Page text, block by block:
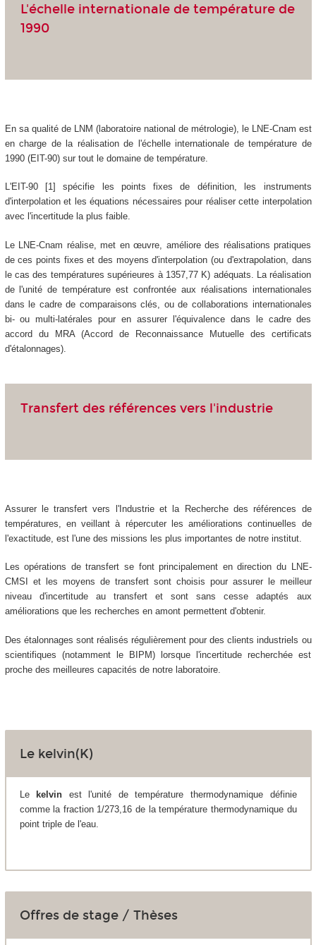
L'échelle internationale de température de
1990
En sa qualité de LNM (laboratoire national de métrologie), le LNE-Cnam est
en charge de la réalisation de l'échelle internationale de température de
1990 (EIT-90) sur tout le domaine de température.
L'EIT-90 [1] spécifie les points fixes de définition, les instruments
d'interpolation et les équations nécessaires pour réaliser cette interpolation
avec l'incertitude la plus faible.
Le LNE-Cnam réalise, met en œuvre, améliore des réalisations pratiques
de ces points fixes et des moyens d'interpolation (ou d'extrapolation, dans
le cas des températures supérieures à 1357,77 K) adéquats. La réalisation
de l'unité de température est confrontée aux réalisations internationales
dans le cadre de comparaisons clés, ou de collaborations internationales
bi- ou multi-latérales pour en assurer l'équivalence dans le cadre des
accord du MRA (Accord de Reconnaissance Mutuelle des certificats
d'étalonnages).
Transfert des références vers l'industrie
Assurer le transfert vers l'Industrie et la Recherche des références de
températures, en veillant à répercuter les améliorations continuelles de
l'exactitude, est l'une des missions les plus importantes de notre institut.
Les opérations de transfert se font principalement en direction du LNE-
CMSI et les moyens de transfert sont choisis pour assurer le meilleur
niveau d'incertitude au transfert et sont sans cesse adaptés aux
améliorations que les recherches en amont permettent d'obtenir.
Des étalonnages sont réalisés régulièrement pour des clients industriels ou
scientifiques (notamment le BIPM) lorsque l'incertitude recherchée est
proche des meilleures capacités de notre laboratoire.
Le kelvin(K)
Le kelvin est l'unité de température thermodynamique définie
comme la fraction 1/273,16 de la température thermodynamique du
point triple de l'eau.
Offres de stage / Thèses